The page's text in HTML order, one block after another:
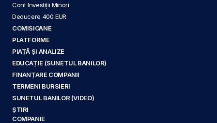
Cont Investiții Minori
Deducere 400 EUR
COMISIOANE
PLATFORME
PIAȚĂ ȘI ANALIZE
EDUCAȚIE (SUNETUL BANILOR)
FINANȚARE COMPANII
TERMENI BURSIERI
SUNETUL BANILOR (VIDEO)
ȘTIRI
COMPANIE